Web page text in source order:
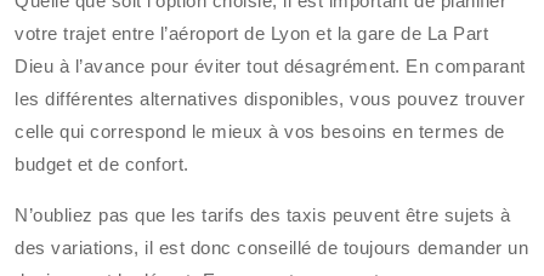
votre trajet entre l’aéroport de Lyon et la gare de La Part
Dieu à l’avance pour éviter tout désagrément. En comparant
les différentes alternatives disponibles, vous pouvez trouver
celle qui correspond le mieux à vos besoins en termes de
budget et de confort.
N’oubliez pas que les tarifs des taxis peuvent être sujets à
des variations, il est donc conseillé de toujours demander un